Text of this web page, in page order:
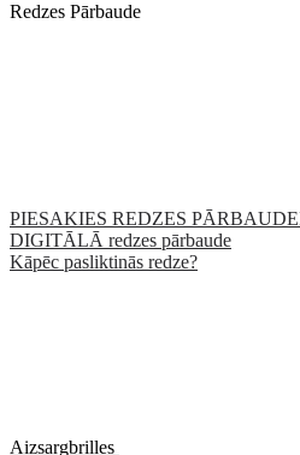
Redzes Pārbaude
PIESAKIES REDZES
DIGITĀLĀ redzes pārbaude
Kāpēc pasliktinās redze?
Aizsargbrilles